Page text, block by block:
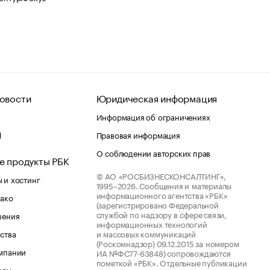
продукты РБК
хостинг
Юридическая информация
Информация об ограничениях
Правовая информация
О соблюдении авторских прав
© АО «РОСБИЗНЕСКОНСАЛТИНГ»,
1995–2026. Сообщения и материалы
информационного агентства «РБК»
(зарегистрировано Федеральной
службой по надзору в сфере связи,
информационных технологий
и массовых коммуникаций
(Роскомнадзор) 09.12.2015 за номером
ИА №ФС77-63848) сопровождаются
пометкой «РБК». Отдельные публикации